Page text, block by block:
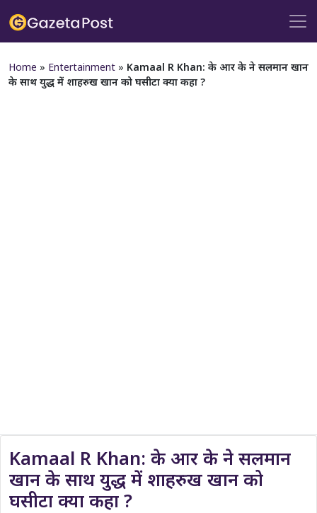
Home » Entertainment » Kamaal R Khan: के आर के ने सलमान खान
के साथ युद्ध में शाहरुख खान को घसीटा क्या कहा ?
Kamaal R Khan: के आर के ने सलमान
खान के साथ युद्ध में शाहरुख खान को
घसीटा क्या कहा ?